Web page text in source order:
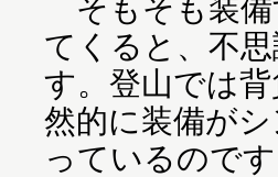
そもそも装備
てくると、不
す。登山では
然的に装備が
っているのです